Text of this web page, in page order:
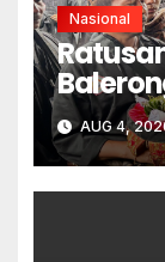
Nasional
AUG 4,